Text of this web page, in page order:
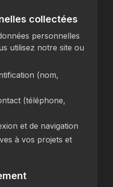
collectées
personnelles
utilisez notre site ou
(nom,
(téléphone,
et de navigation
à vos projets et